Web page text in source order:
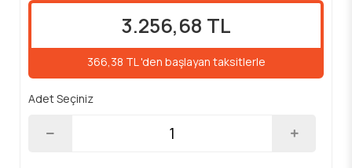
3.256,68 TL
366,38 TL 'den başlayan taksitlerle
Adet Seçiniz